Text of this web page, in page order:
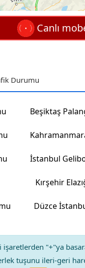
Canlı
Durumu
İstanbul
Kırşehir
Düzce
işaretlerden "+"ya
tuşunu ileri-geri